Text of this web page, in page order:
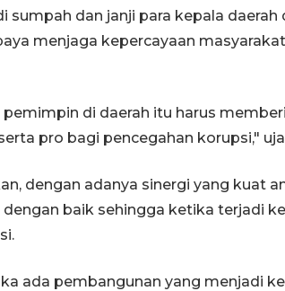
sumpah dan janji para kepala daerah
menjaga kepercayaan
di daerah itu harus
pro bagi pencegahan korupsi,"
dengan adanya sinergi yang kuat
baik sehingga ketika terjadi
ada pembangunan yang menjadi